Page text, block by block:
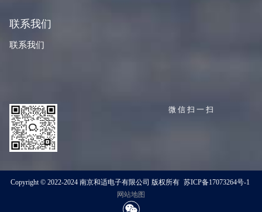
联系我们
联系我们
微信扫一扫
Copyright © 2022-2024 南京和适电子有限公司 版权所有 苏ICP备17073264号-1
网站地图